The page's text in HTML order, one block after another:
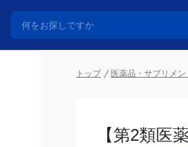
トップ 医薬品・サプリメン
【第2類医